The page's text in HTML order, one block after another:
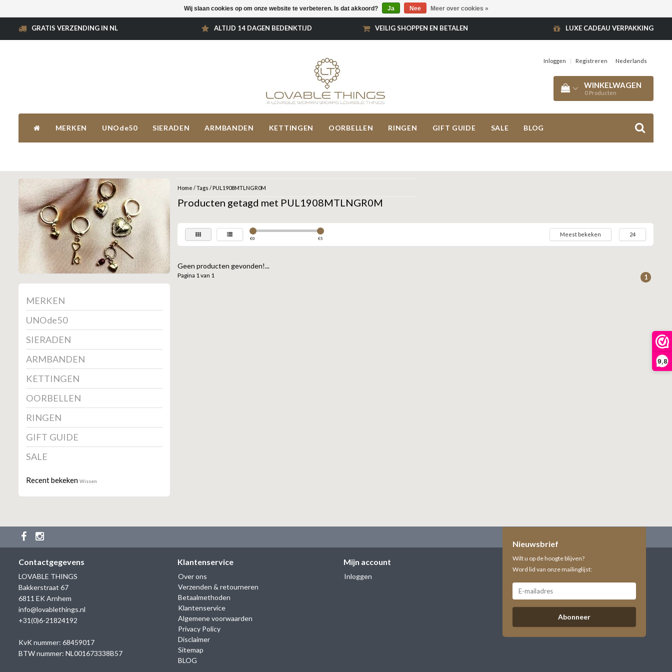
9,8
GRATIS VERZENDING IN NL ALTIJD 14 DAGEN BEDENKTIJD VEILIG SHOPPEN EN BETALEN LUXE CADEAU VERPAKKING
Inloggen | Registreren Nederlands
WINKELWAGEN
0 Producten
MERKEN UNOde50 SIERADEN ARMBANDEN KETTINGEN OORBELLEN RINGEN GIFT GUIDE SALE BLOG
MERKEN
UNOde50
SIERADEN
ARMBANDEN
KETTINGEN
OORBELLEN
RINGEN
GIFT GUIDE
SALE
Recent bekeken Wissen
Home /Tags / PUL1908MTLNGR0M
Producten getagd met PUL1908MTLNGR0M
€0 €5
Meest bekeken 24
Geen producten gevonden!...
Pagina 1 van 1 1
Contactgegevens
LOVABLE THINGS
Bakkerstraat 67
6811 EK Arnhem
info@lovablethings.nl
+31(0)6-21824192
KvK nummer: 68459017
BTW nummer: NL001673338B57
Klantenservice
Over ons
Verzenden & retourneren
Betaalmethoden
Klantenservice
Algemene voorwaarden
Privacy Policy
Disclaimer
Sitemap
BLOG
Mijn account
Inloggen
Nieuwsbrief
Wilt u op de hoogte blijven?
Word lid van onze mailinglijst:
Abonneer
Wij slaan cookies op om onze website te verbeteren. Is dat akkoord? Ja Nee Meer over cookies »